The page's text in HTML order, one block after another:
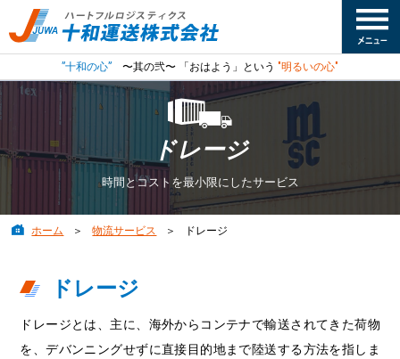
”十和の心” 〜其の弐〜 「おはよう」という "明るいの心"
ドレージ
時間とコストを最小限にしたサービス
ホーム 物流サービス ドレージ
ドレージ
ドレージとは、主に、海外からコンテナで輸送されてきた荷物
を、デバンニングせずに直接目的地まで陸送する方法を指しま